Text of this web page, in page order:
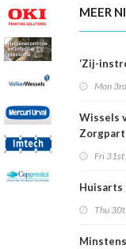
MEER
‘Zij-
Mon
Wissels
Fri 31st
Thu